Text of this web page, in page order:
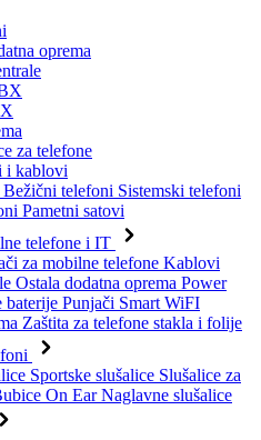
oprema
za telefone
i kablovi
Bežični telefoni Sistemski telefoni
Pametni satovi
telefone i IT
za mobilne telefone Kablovi
Ostala dodatna oprema Power
baterije Punjači Smart WiFI
Zaštita za telefone stakla i folije
Sportske slušalice Slušalice za
On Ear Naglavne slušalice